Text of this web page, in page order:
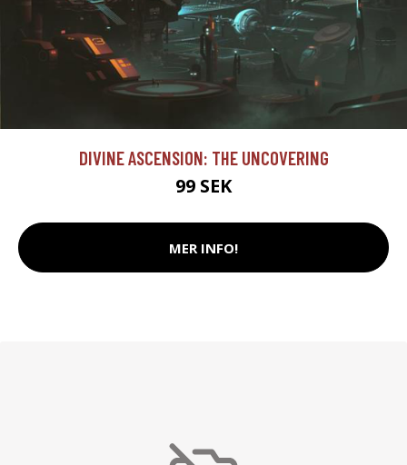
DIVINE ASCENSION: THE UNCOVERING
99 SEK
MER INFO!